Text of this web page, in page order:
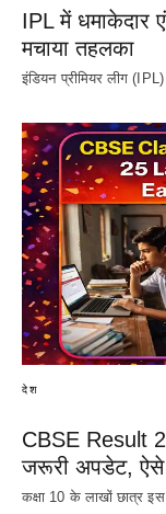
IPL में धमाकेदार
मचाया तहलका
इंडियन प्रीमियर लीग
देश
CBSE Result
जरूरी अपडेट, ऐसे
कक्षा 10 के लाखों छात्र